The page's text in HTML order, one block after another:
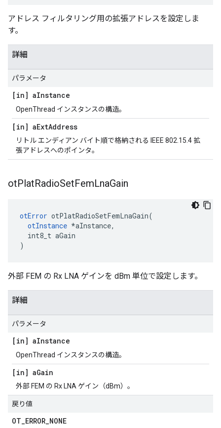
アドレス フィルタリング用の拡張アドレスを設定しま
す。
詳細
パラメータ
[in] aInstance
OpenThread インスタンスの構造。
[in] aExtAddress
リトル エンディアン バイト順で格納される IEEE 802.15.4 拡
張アドレスへのポインタ。
otPlatRadioSetFemLnaGain
otError otPlatRadioSetFemLnaGain(
otInstance *aInstance,
int8_t aGain
)
外部 FEM の Rx LNA ゲインを dBm 単位で設定します。
詳細
パラメータ
[in] aInstance
OpenThread インスタンスの構造。
[in] aGain
外部 FEM の Rx LNA ゲイン（dBm）。
戻り値
OT_ERROR_NONE